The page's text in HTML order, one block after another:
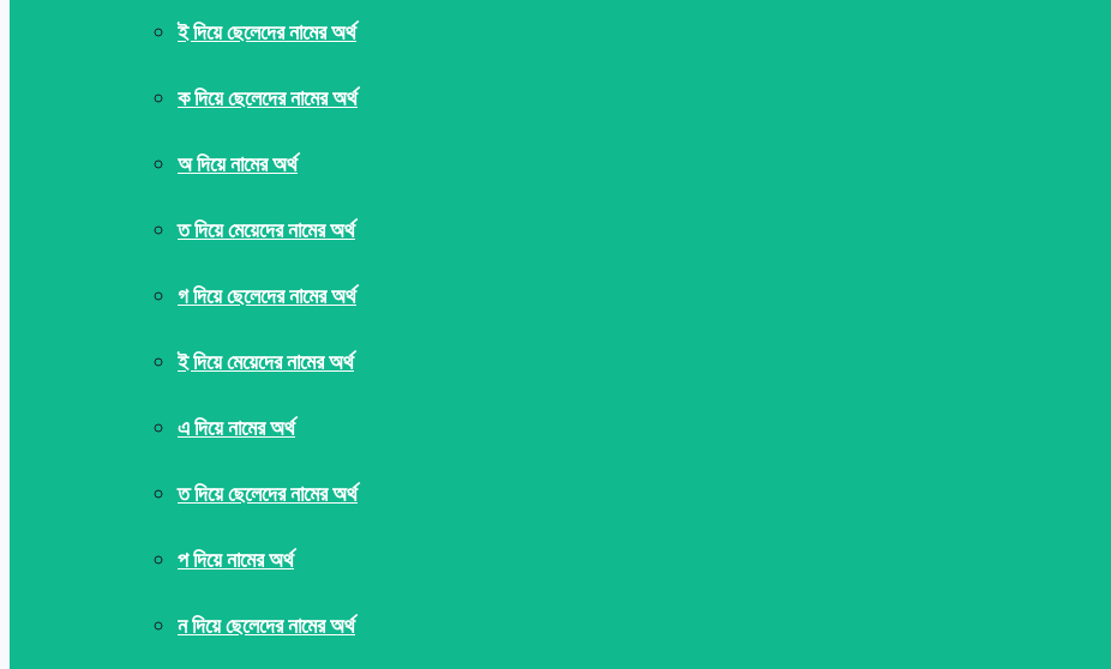
ই দিয়ে ছেলেদের নামের অর্থ
ক দিয়ে ছেলেদের নামের অর্থ
অ দিয়ে নামের অর্থ
ত দিয়ে মেয়েদের নামের অর্থ
গ দিয়ে ছেলেদের নামের অর্থ
ই দিয়ে মেয়েদের নামের অর্থ
এ দিয়ে নামের অর্থ
ত দিয়ে ছেলেদের নামের অর্থ
প দিয়ে নামের অর্থ
ন দিয়ে ছেলেদের নামের অর্থ